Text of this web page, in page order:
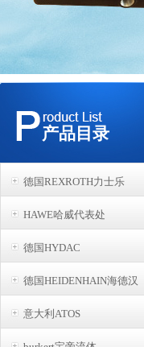
产品目录
德国REXROTH力士乐
HAWE哈威代表处
德国HYDAC
德国HEIDENHAIN海德汉
意大利ATOS